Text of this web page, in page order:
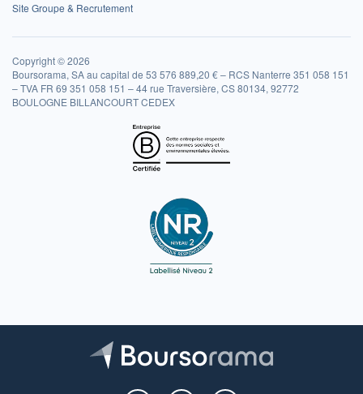
Site Groupe & Recrutement
Copyright © 2026
Boursorama, SA au capital de 53 576 889,20 € – RCS Nanterre 351 058 151
– TVA FR 69 351 058 151 – 44 rue Traversière, CS 80134, 92772
BOULOGNE BILLANCOURT CEDEX